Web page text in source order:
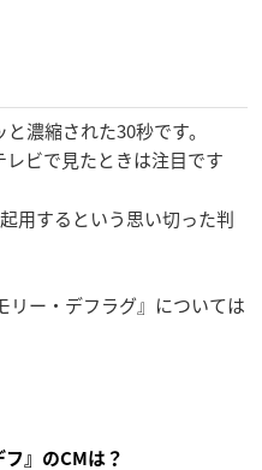
濃縮された30秒です。
レビで見たときは注目です
用するという思い切った判
リー・デフラグ』については
』のCMは？